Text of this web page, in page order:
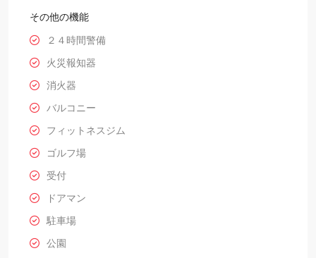
その他の機能
２４時間警備
火災報知器
消火器
バルコニー
フィットネスジム
ゴルフ場
受付
ドアマン
駐車場
公園